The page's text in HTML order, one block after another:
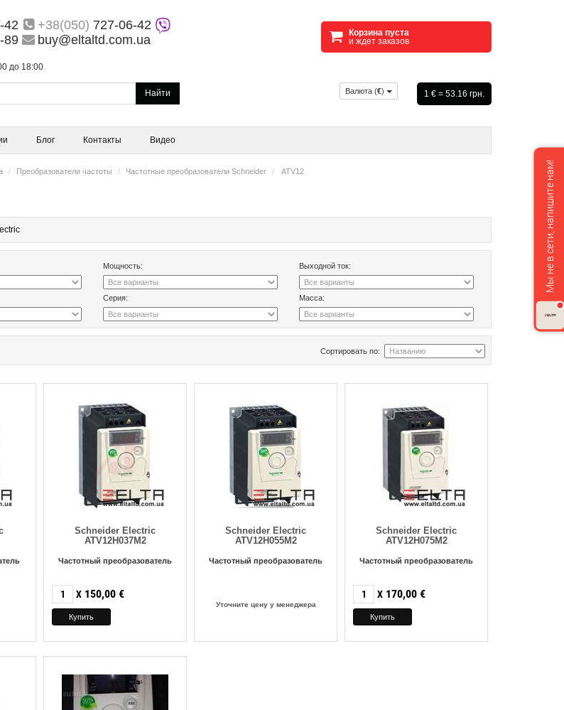
42 +38(050) 727-06-42
89 buy@eltaltd.com.ua
до 18:00
Корзина пуста
и ждет заказов
Найти Валюта (€) 1 € = 53.16 грн.
Блог Контакты Видео
Преобразователи частоты Частотные преобразователи Schneider ATV12
Мощность: Выходной ток:
Серия: Масса:
Сортировать по:
Schneider Electric
ATV12H037M2
Частотный преобразователь
X 150,00 €
Schneider Electric
ATV12H055M2
Частотный преобразователь
Уточните цену у менеджера
Schneider Electric
ATV12H075M2
Частотный преобразователь
X 170,00 €
Мы не в сети, напишите нам!